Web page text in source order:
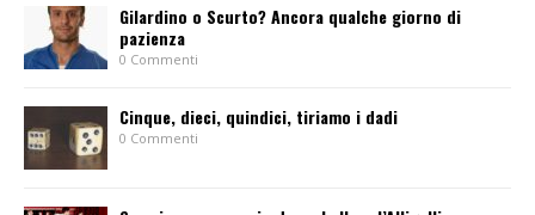
Gilardino o Scurto? Ancora qualche giorno di
pazienza
0 Commenti
Cinque, dieci, quindici, tiriamo i dadi
0 Commenti